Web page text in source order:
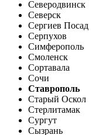
Северодвинск
Северск
Сергиев Посад
Серпухов
Симферополь
Смоленск
Сортавала
Сочи
Ставрополь
Старый Оскол
Стерлитамак
Сургут
Сызрань